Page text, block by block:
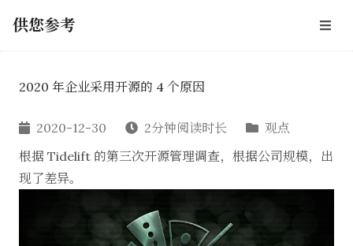
供您参考
2020 年企业采用开源的 4 个原因
2020-12-30 2分钟阅读时长
观点
根据 Tidelift 的第三次开源管理调查，根据公司规模，出
现了差异。